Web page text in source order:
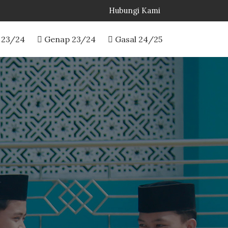
Hubungi Kami
24 Genap 23/24 Gasal 24/25